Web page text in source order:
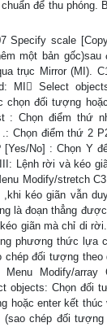
để thu phóng.
Specify scale
một bản
trục Mirror (MI).
MI Select
chọn đối tượng
: Chọn điểm thứ
Chọn điểm thứ 2
[Yes/No] : Chọn Y
Lệnh rời và kéo
Modify/stretch
kéo giãn vẫn
là đoạn thẳng
giãn mà chỉ di
phương thức lựa
đối tượng theo
Menu Modify/
objects: Chọn đối
hoặc enter kết
chép đối tượng